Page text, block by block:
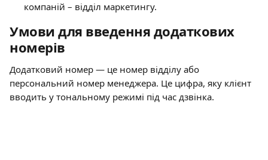
компаній – відділ маркетингу.
Умови для введення додаткових
номерів
Додатковий номер — це номер відділу або
персональний номер менеджера. Це цифра, яку клієнт
вводить у тональному режимі під час дзвінка.